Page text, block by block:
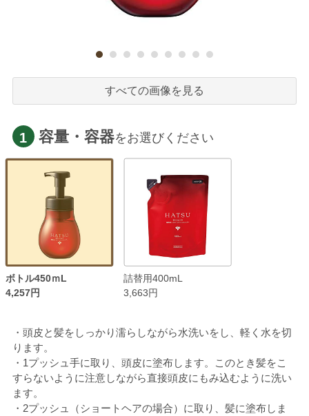
すべての画像を見る
1 容量・容器をお選びください
ボトル450ｍL
4,257円
詰替用400mL
3,663円
・頭皮と髪をしっかり濡らしながら水洗いをし、軽く水を切
ります。
・1プッシュ手に取り、頭皮に塗布します。このとき髪をこ
すらないように注意しながら直接頭皮にもみ込むように洗い
ます。
・2プッシュ（ショートヘアの場合）に取り、髪に塗布しま